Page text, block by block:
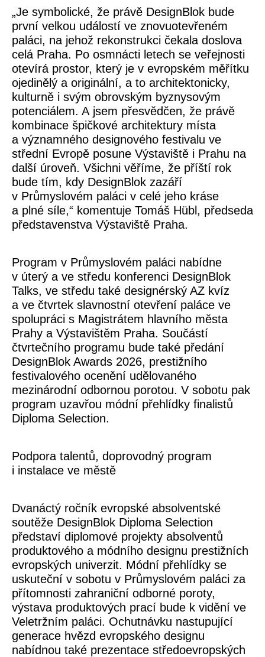
„Je symbolické, že právě DesignBlok bude
první velkou událostí ve znovuotevřeném
paláci, na jehož rekonstrukci čekala doslova
celá Praha. Po osmnácti letech se veřejnosti
otevírá prostor, který je v evropském měřítku
ojedinělý a originální, a to architektonicky,
kulturně i svým obrovským byznysovým
potenciálem. A jsem přesvědčen, že právě
kombinace špičkové architektury místa
a významného designového festivalu ve
střední Evropě posune Výstaviště i Prahu na
další úroveň. Všichni věříme, že příští rok
bude tím, kdy DesignBlok zazáří
v Průmyslovém paláci v celé jeho kráse
a plné síle,“ komentuje Tomáš Hübl , předseda
představenstva Výstaviště Praha.
Program v Průmyslovém paláci nabídne
v úterý a ve středu konferenci DesignBlok
Talks, ve středu také designérský AZ kvíz
a ve čtvrtek slavnostní otevření paláce ve
spolupráci s Magistrátem hlavního města
Prahy a Výstavištěm Praha. Součástí
čtvrtečního programu bude také předání
DesignBlok Awards 2026, prestižního
festivalového ocenění udělovaného
mezinárodní odbornou porotou. V sobotu pak
program uzavřou módní přehlídky finalistů
Diploma Selection.
Podpora talentů, doprovodný program
i instalace ve městě
Dvanáctý ročník evropské absolventské
soutěže DesignBlok Diploma Selection
představí diplomové projekty absolventů
produktového a módního designu prestižních
evropských univerzit. Módní přehlídky se
uskuteční v sobotu v Průmyslovém paláci za
přítomnosti zahraniční odborné poroty,
výstava produktových prací bude k vidění ve
Veletržním paláci. Ochutnávku nastupující
generace hvězd evropského designu
nabídnou také prezentace středoevropských